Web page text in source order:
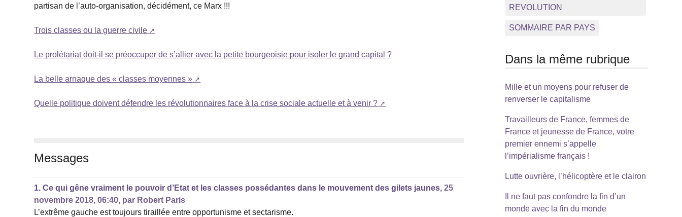
partisan de l’auto-organisation, décidément, ce Marx !!!
Trois classes ou la guerre civile
Le prolétariat doit-il se préoccuper de s’allier avec la petite bourgeoisie pour isoler le grand capital ?
La belle arnaque des « classes moyennes »
Quelle politique doivent défendre les révolutionnaires face à la crise sociale actuelle et à venir ?
Messages
1. Ce qui gêne vraiment le pouvoir d’Etat et les classes possédantes dans le mouvement des gilets jaunes,25
novembre 2018, 06:40, par Robert Paris
L’extrême gauche est toujours tiraillée entre opportunisme et sectarisme.
REVOLUTION
SOMMAIRE PAR PAYS
Dans la même rubrique
Mille et un moyens pour refuser de
renverser le capitalisme
Travailleurs de France, femmes de
France et jeunesse de France, votre
premier ennemi s’appelle
l’impérialisme français !
Lutte ouvrière, l’hélicoptère et le clairon
Il ne faut pas confondre la fin d’un
monde avec la fin du monde